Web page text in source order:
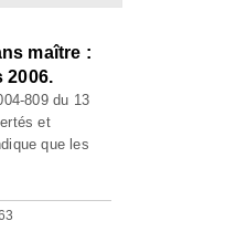
maître :
2006.
809 du 13
et
que les